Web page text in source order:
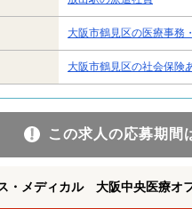
大阪市鶴見区の医療事務
大阪市鶴見区の社会保険
この求人の応募期間
・メディカル 大阪中央医療オ